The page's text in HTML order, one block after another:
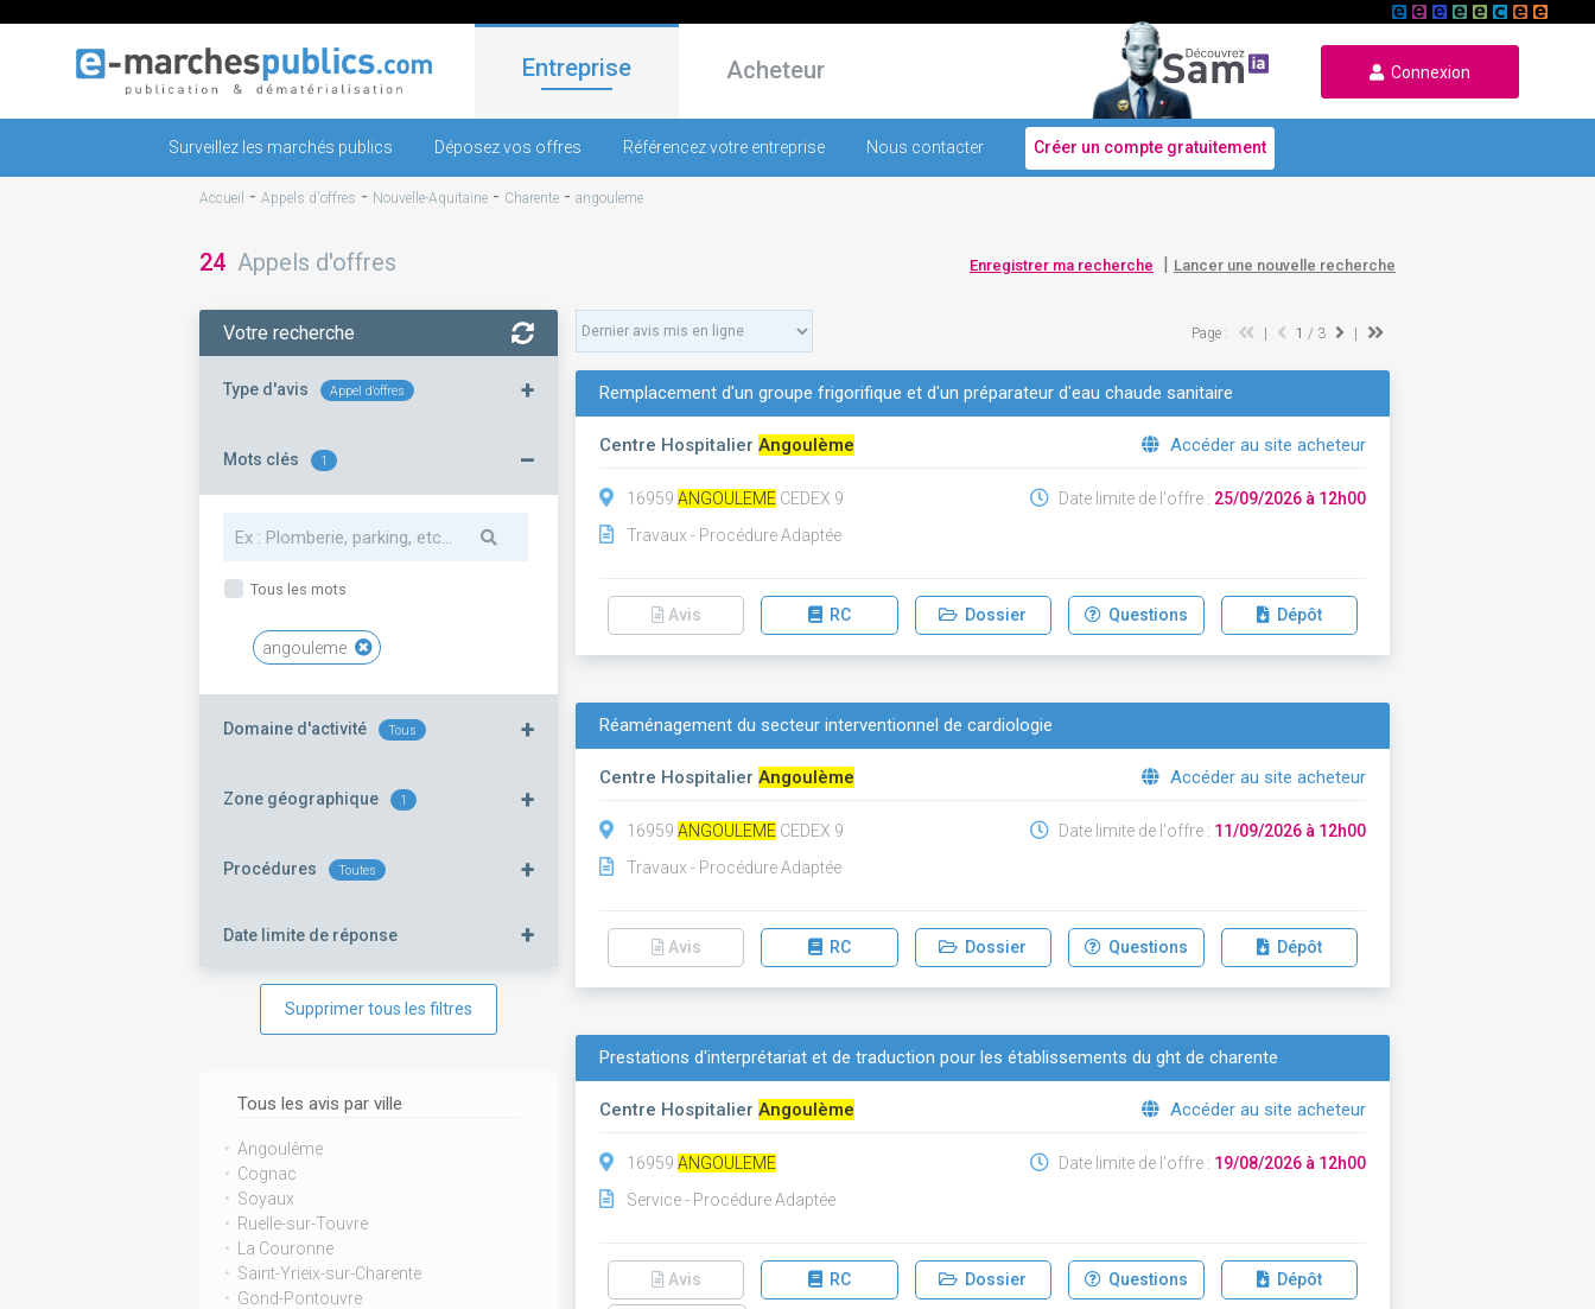
Entreprise Acheteur Connexion
Surveillez les marchés publics Déposez vos offres Référencez votre entreprise Nous contacter Créer un compte gratuitement
Accueil - Appels d'offres - Nouvelle-Aquitaine - Charente - angouleme
24 Appels d'offres Enregistrer ma recherche | Lancer une nouvelle recherche
Votre recherche
Type d'avis Appel d'offres +
Mots clés 1 –
Tous les mots
angouleme
Domaine d'activité Tous +
Zone géographique 1 +
Procédures Toutes +
Date limite de réponse +
Supprimer tous les filtres
Tous les avis par ville
Angoulême
Cognac
Soyaux
Ruelle-sur-Touvre
La Couronne
Saint-Yrieix-sur-Charente
Gond-Pontouvre
Page : 1 / 3
Remplacement d'un groupe frigorifique et d'un préparateur d'eau chaude sanitaire
Centre HospitalierAngoulème Accéder au site acheteur
16959ANGOULEME CEDEX 9
Travaux - Procédure Adaptée
Date limite de l'offre : 25/09/2026 à 12h00
Avis RC Dossier Questions Dépôt
Réaménagement du secteur interventionnel de cardiologie
Centre HospitalierAngoulème Accéder au site acheteur
16959ANGOULEME CEDEX 9
Travaux - Procédure Adaptée
Date limite de l'offre : 11/09/2026 à 12h00
Avis RC Dossier Questions Dépôt
Prestations d'interprétariat et de traduction pour les établissements du ght de charente
Centre HospitalierAngoulème Accéder au site acheteur
16959ANGOULEME
Service - Procédure Adaptée
Date limite de l'offre : 19/08/2026 à 12h00
Avis RC Dossier Questions Dépôt